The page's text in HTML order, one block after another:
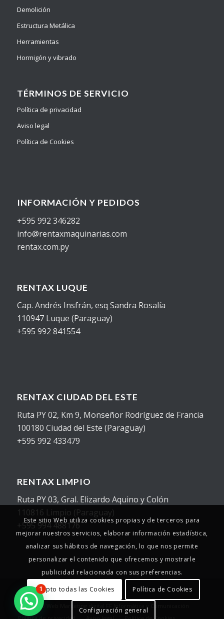
Demolición
Estructura Metálica
Herramientas
Hormigón y vibrado
TÉRMINOS DE SERVICIO
Política de privacidad
Aviso legal
Política de Cookies
INFORMACIÓN Y PEDIDOS
+595 992 346282
info@rentaxmaquinarias.com
rentax.com.py
RENTAX LUQUE
Cap. Andrés Insfrán, esq Sandra Rosalía
110947 Luque (Paraguay)
+595 992 841554
RENTAX CIUDAD DEL ESTE
Ruta PY 02, Km 9, Monseñor Rodríguez de Francia
100180 Ciudad del Este (Paraguay)
+595 992 433479
RENTAX LIMPIO
Ruta PY 03, Gral. Elizardo Aquino y Colón
110816 Limpio (Paraguay)
+595 994 488176
© Copyright - 2025 - Rentax
Desarrollo Web
Marketing digital
FF Informática y Comunicación
Este sitio Web utiliza cookies propias y de terceros para
mejorar nuestros servicios, elaborar información estadística,
analizar sus hábitos de navegación, lo que nos permite
personalizar el contenido que ofrecemos y mostrarle
publicidad relacionada con sus preferencias.
Acepto todas las Cookies Política de Cookies
Configuración general
1